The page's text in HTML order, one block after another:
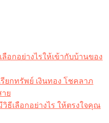
อกอย่างไรให้เข้ากับบ้านของ
ยกทรัพย์ เงินทอง โชคลาภ
ย
ธีเลือกอย่างไร ให้ตรงใจคุณ